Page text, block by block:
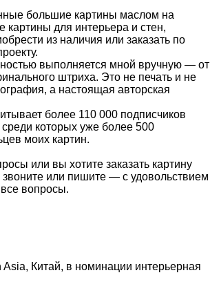
большие картины маслом на
картины для интерьера и стен,
из наличия или заказать по
выполняется мной вручную — от
штриха. Это не печать и не
а настоящая авторская
более 110 000 подписчиков
которых уже более 500
моих картин.
или вы хотите заказать картину
звоните или пишите — с удовольствием
вопросы.
Asia, Китай, в номинации интерьерная